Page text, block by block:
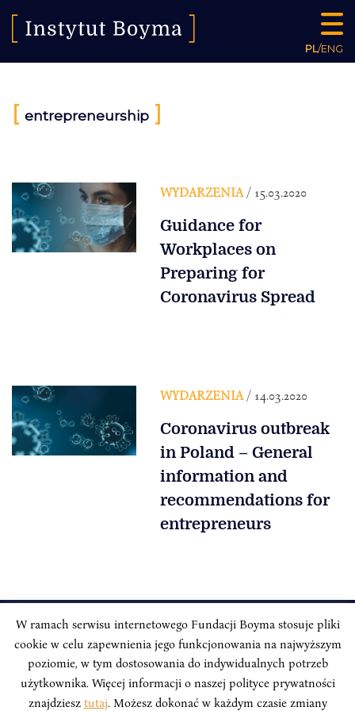
PL/ENG
[ entrepreneurship ]
WYDARZENIA/ 15.03.2020
Guidance for
Workplaces on
Preparing for
Coronavirus Spread
WYDARZENIA/ 14.03.2020
Coronavirus outbreak
in Poland – General
information and
recommendations for
entrepreneurs
INSTYTUT BOYMA / Asian Century
Adres korespondencyjny: ul. Freta 11/5, 00-027 Warszawa
Odwiedź nas w mediach społecznościowych:
W ramach serwisu internetowego Fundacji Boyma stosuje pliki
cookie w celu zapewnienia jego funkcjonowania na najwyższym
poziomie, w tym dostosowania do indywidualnych potrzeb
użytkownika. Więcej informacji o naszej polityce prywatności
znajdziesz tutaj. Możesz dokonać w każdym czasie zmiany